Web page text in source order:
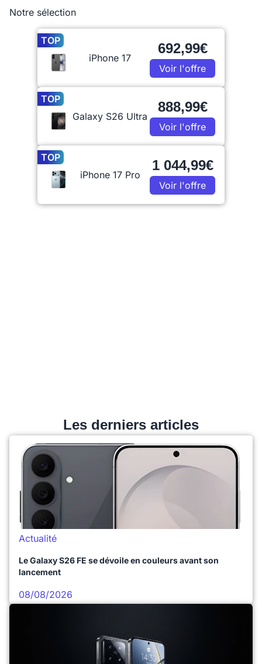
Notre sélection
TOP
iPhone 17
692,99€
Voir l'offre
TOP
Galaxy S26 Ultra
888,99€
Voir l'offre
TOP
iPhone 17 Pro
1 044,99€
Voir l'offre
Les derniers articles
Actualité
Le Galaxy S26 FE se dévoile en couleurs avant son
lancement
08/08/2026